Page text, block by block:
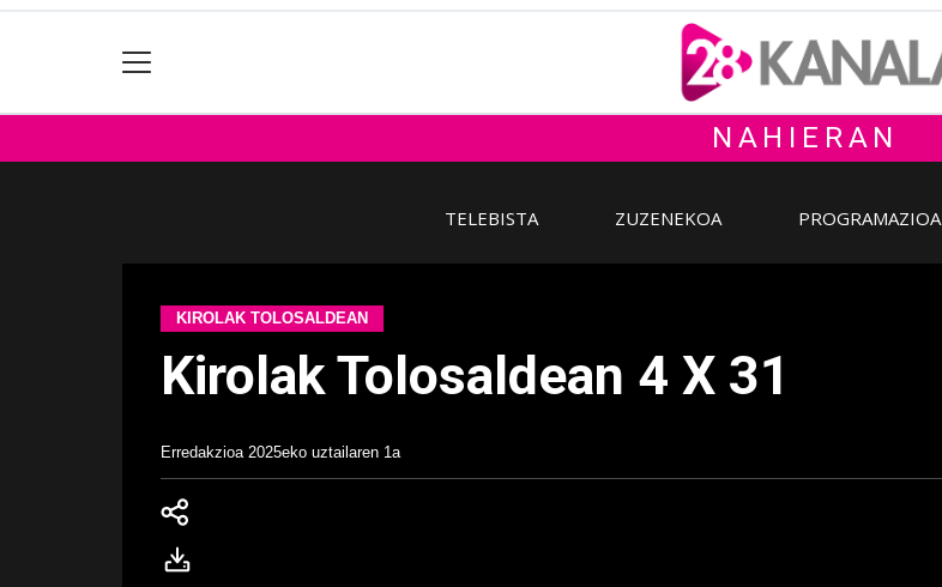
NAHIERAN
TELEBISTA ZUZENEKOA PROGRAMAZIOA
KIROLAK TOLOSALDEAN
Kirolak Tolosaldean 4 X 31
Erredakzioa 2025eko uztailaren 1a